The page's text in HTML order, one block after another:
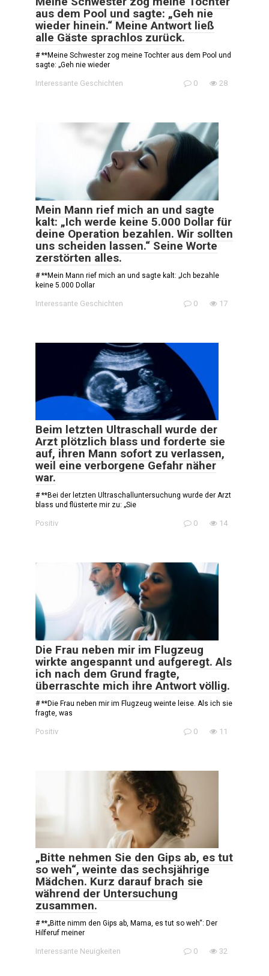
aus dem Pool und sagte: „Geh nie
wieder hinein.“ Meine Antwort ließ
alle Gäste sprachlos zurück.
# **Meine Schwester zog meine Tochter aus dem Pool und
sagte: „Geh nie wieder
Interessante Geschichten 0 28
Mein Mann rief mich an und sagte
kalt: „Ich werde keine 5.000 Dollar für
deine Operation bezahlen. Wir sollten
uns scheiden lassen.“ Seine Worte
zerstörten alles.
# **Mein Mann rief mich an und sagte kalt: „Ich bezahle
keine 5.000 Dollar
Interessante Geschichten 0 17
Beim letzten Ultraschall wurde der
Arzt plötzlich blass und forderte sie
auf, ihren Mann sofort zu verlassen,
weil eine verborgene Gefahr näher
war.
# **Bei der letzten Ultraschalluntersuchung wurde der Arzt
blass und flüsterte mir zu: „Sie
Positiv 0 14
Die Frau neben mir im Flugzeug
wirkte angespannt und aufgeregt. Als
ich nach dem Grund fragte,
überraschte mich ihre Antwort völlig.
# **Die Frau neben mir im Flugzeug weinte leise. Als ich sie
fragte, was
Positiv 0 11
„Bitte nehmen Sie den Gips ab, es tut
so weh“, weinte das sechsjährige
Mädchen. Kurz darauf brach sie
während der Untersuchung
zusammen.
# **„Bitte nimm den Gips ab, Mama, es tut so weh“: Der
Hilferuf meiner
Interessante Neuigkeiten 0 32